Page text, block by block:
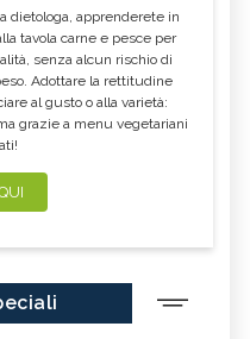
dietologa, apprenderete in
tavola carne e pesce per
senza alcun rischio di
Adottare la rettitudine
al gusto o alla varietà:
grazie a menu vegetariani